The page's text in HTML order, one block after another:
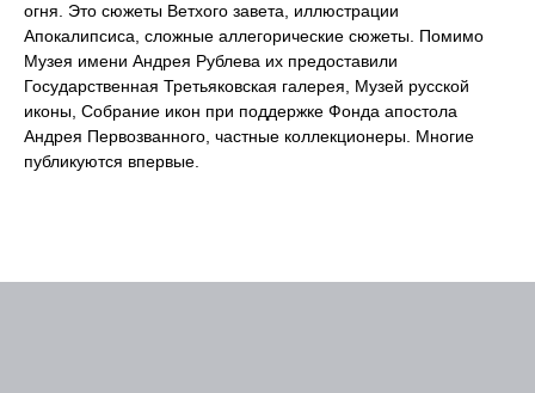
огня. Это сюжеты Ветхого завета, иллюстрации
Апокалипсиса, сложные аллегорические сюжеты. Помимо
Музея имени Андрея Рублева их предоставили
Государственная Третьяковская галерея, Музей русской
иконы, Собрание икон при поддержке Фонда апостола
Андрея Первозванного, частные коллекционеры. Многие
публикуются впервые.